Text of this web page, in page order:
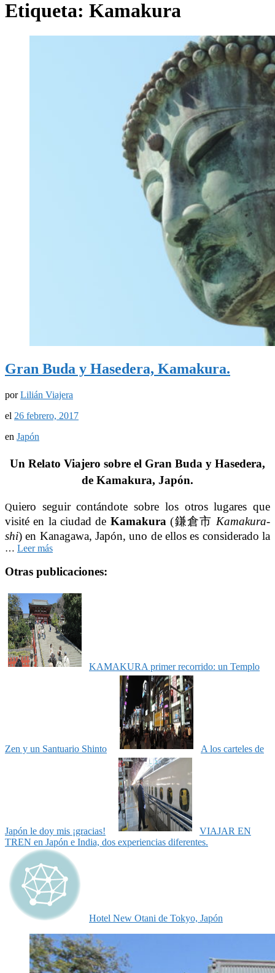
Etiqueta: Kamakura
Gran Buda y Hasedera, Kamakura.
porLilián Viajera
el 26 febrero, 2017
en Japón
Un Relato Viajero sobre el Gran Buda y Hasedera,
de Kamakura, Japón.
Quiero seguir contándote sobre los otros lugares que
visité en la ciudad de Kamakura (鎌倉市 Kamakura-
shi) en Kanagawa, Japón, uno de ellos es considerado la
… Leer más
Otras publicaciones:
KAMAKURA primer recorrido: un Templo
Zen y un Santuario Shinto A los carteles de
Japón le doy mis ¡gracias!
VIAJAR EN
TREN en Japón e India, dos experiencias diferentes.
Hotel New Otani de Tokyo, Japón